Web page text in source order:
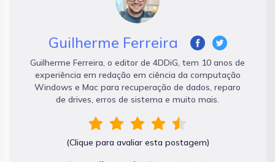
Guilherme Ferreira
Guilherme Ferreira, o editor de 4DDiG, tem 10 anos de
experiência em redação em ciência da computação
Windows e Mac para recuperação de dados, reparo
de drives, erros de sistema e muito mais.
(Clique para avaliar esta postagem)